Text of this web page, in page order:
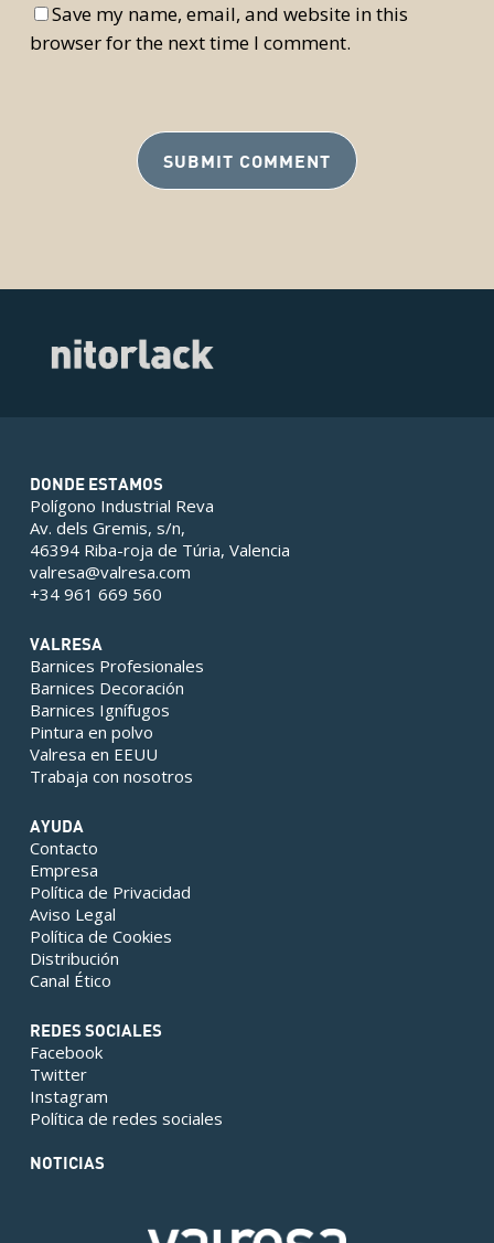
Save my name, email, and website in this
browser for the next time I comment.
DONDE ESTAMOS
Polígono Industrial Reva
Av. dels Gremis, s/n,
46394 Riba-roja de Túria, Valencia
valresa@valresa.com
+34 961 669 560
VALRESA
Barnices Profesionales
Barnices Decoración
Barnices Ignífugos
Pintura en polvo
Valresa en EEUU
Trabaja con nosotros
AYUDA
Contacto
Empresa
Política de Privacidad
Aviso Legal
Política de Cookies
Distribución
Canal Ético
REDES SOCIALES
Facebook
Twitter
Instagram
Política de redes sociales
NOTICIAS